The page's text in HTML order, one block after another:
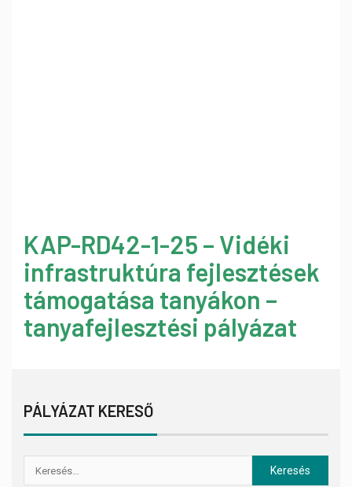
KAP-RD42-1-25 – Vidéki
infrastruktúra fejlesztések
támogatása tanyákon –
tanyafejlesztési pályázat
PÁLYÁZAT KERESŐ